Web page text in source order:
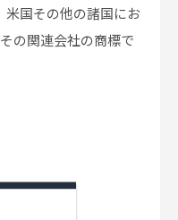
米国その他の諸国にお
の関連会社の商標で